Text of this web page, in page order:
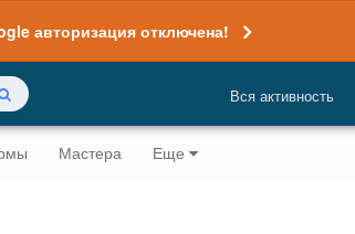
авторизация отключена!
Вся активность
Мастера Еще